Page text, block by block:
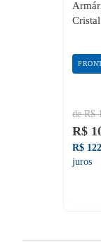
de R$
R$
R$
juros